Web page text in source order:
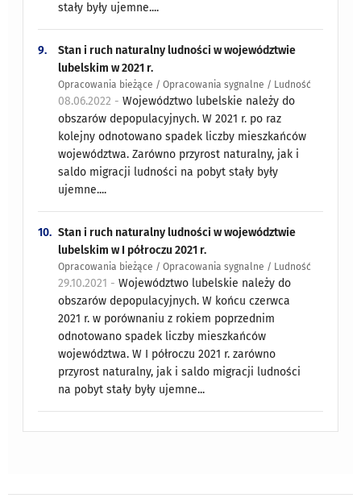
stały były ujemne....
9.
Stan i ruch naturalny ludności w województwie
lubelskim w 2021 r.
Opracowania bieżące / Opracowania sygnalne / Ludność
08.06.2022 -Województwo lubelskie należy do
obszarów depopulacyjnych. W 2021 r. po raz
kolejny odnotowano spadek liczby mieszkańców
województwa. Zarówno przyrost naturalny, jak i
saldo migracji ludności na pobyt stały były
ujemne....
10. Stan i ruch naturalny ludności w województwie
lubelskim w I półroczu 2021 r.
Opracowania bieżące / Opracowania sygnalne / Ludność
29.10.2021 -Województwo lubelskie należy do
obszarów depopulacyjnych. W końcu czerwca
2021 r. w porównaniu z rokiem poprzednim
odnotowano spadek liczby mieszkańców
województwa. W I półroczu 2021 r. zarówno
przyrost naturalny, jak i saldo migracji ludności
na pobyt stały były ujemne...